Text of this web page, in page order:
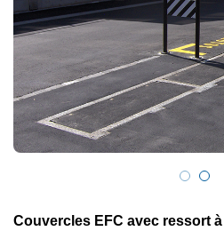
Couvercles EFC avec ressort